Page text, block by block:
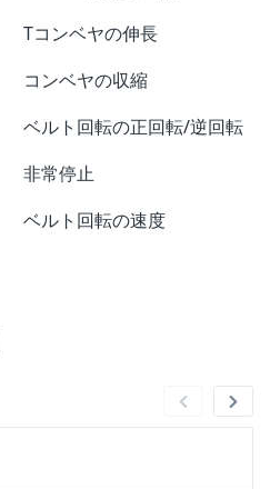
Tコンベヤの伸長
コンベヤの収縮
ベルト回転の正回転/逆回転
非常停止
ベルト回転の速度